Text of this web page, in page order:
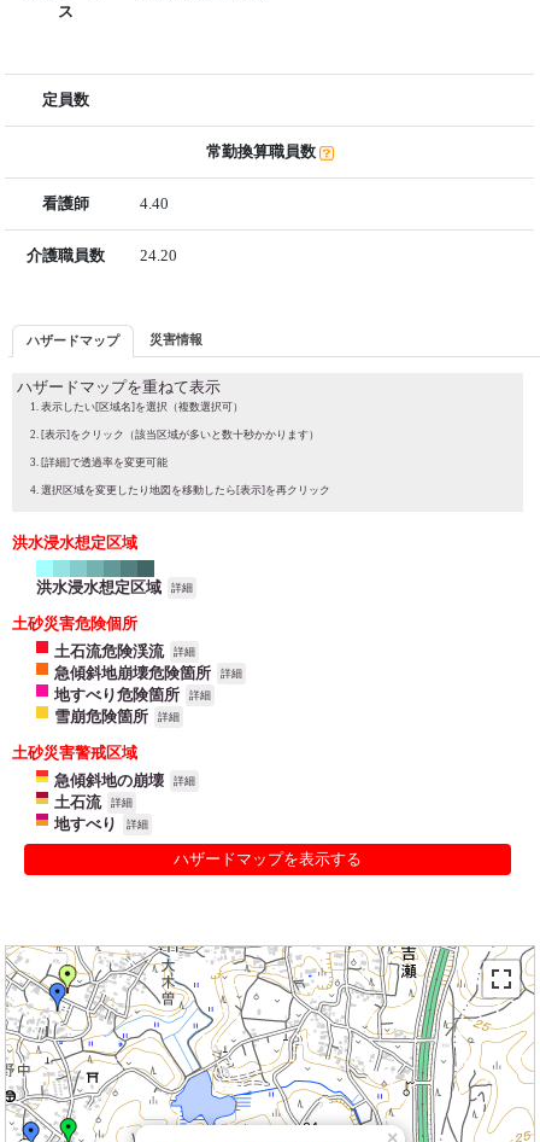
ス
定員数
常勤換算職員数
看護師 4.40
介護職員数 24.20
ハザードマップ 災害情報
ハザードマップを重ねて表示
表示したい[区域名]を選択（複数選択可）
[表示]をクリック（該当区域が多いと数十秒かかります）
[詳細]で透過率を変更可能
選択区域を変更したり地図を移動したら[表示]を再クリック
洪水浸水想定区域
洪水浸水想定区域 詳細
土砂災害危険個所
土石流危険渓流
詳細
急傾斜地崩壊危険箇所 詳細
地すべり危険箇所 詳細
雪崩危険箇所 詳細
土砂災害警戒区域
急傾斜地の崩壊
詳細
土石流 詳細
地すべり 詳細
ハザードマップを表示する
×